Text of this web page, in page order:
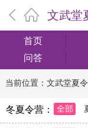
文武堂
首页
问答
当前位置： 文武堂夏
冬夏令营： 全部